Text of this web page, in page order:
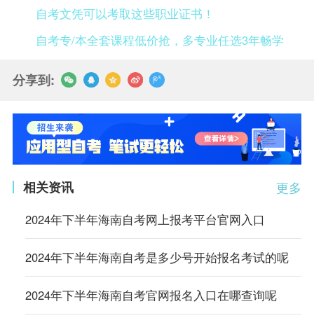
自考文凭可以考取这些职业证书！
自考专/本全套课程低价抢，多专业任选3年畅学
分享到:
更多
相关资讯
2024年下半年海南自考网上报考平台官网入口
2024年下半年海南自考是多少号开始报名考试的呢
2024年下半年海南自考官网报名入口在哪查询呢